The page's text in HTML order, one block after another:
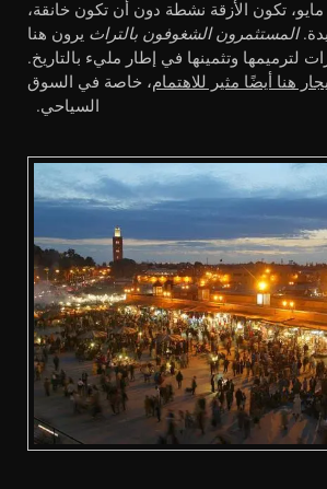
تكون الأزقة نشطة دون أن تكون خانقة،
المستثمرون الشغوفون بالتراث يرون هنا
لترميمها وتثمينها في إطار مليء بالتاريخ.
هنا أيضًا مثير للاهتمام، خاصة في السوق
السياحي.